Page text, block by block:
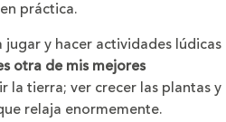
práctica.
y hacer actividades lúdicas
otra de mis mejores
la tierra; ver crecer las plantas y
relaja enormemente.